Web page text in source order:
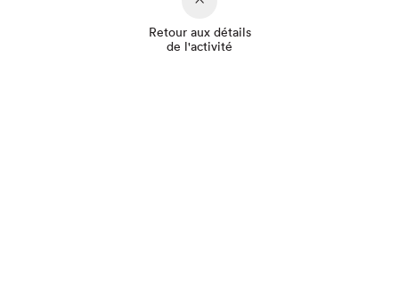
Que cherchez-vous?
Retour aux détails
de l'activité